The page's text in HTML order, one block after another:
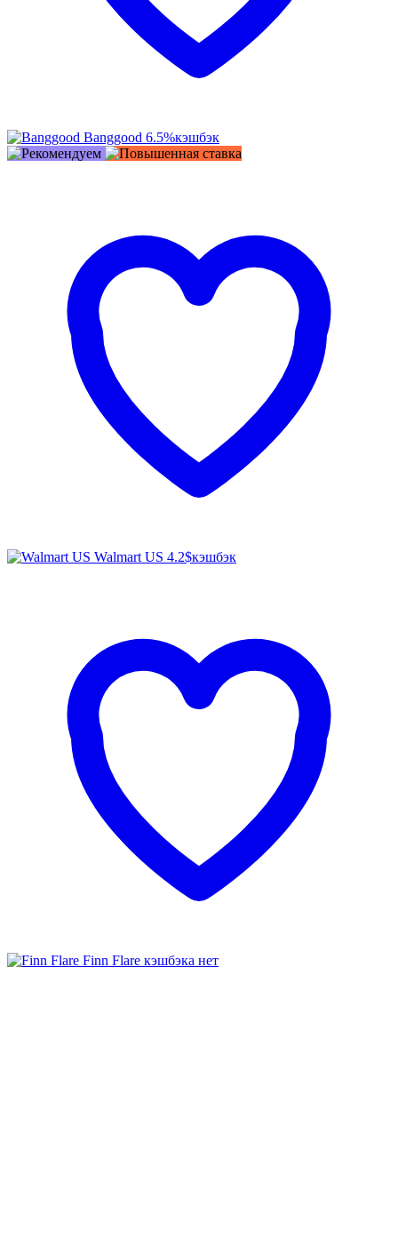
Banggood 6.5%кэшбэк
Walmart US 4.2$кэшбэк
Finn Flare кэшбэка нет